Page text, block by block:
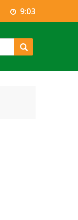
9:03